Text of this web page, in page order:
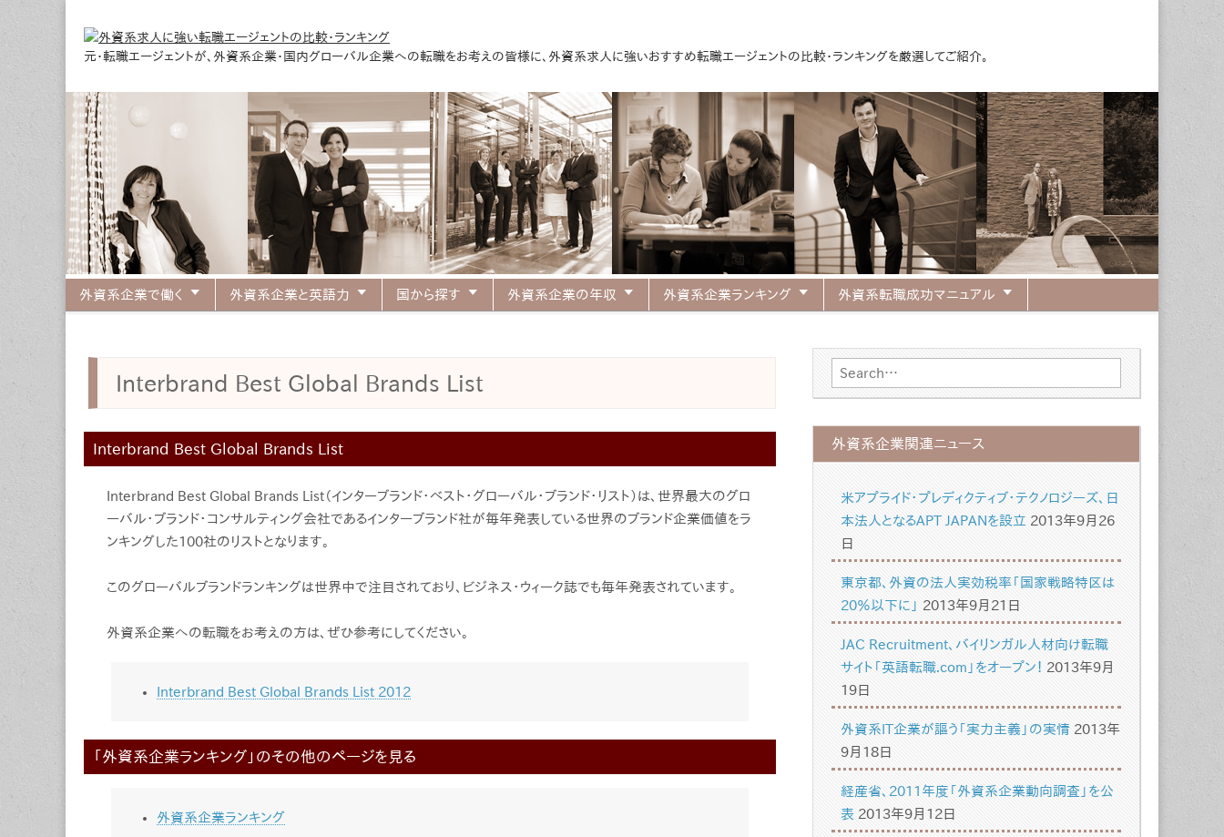
外資系求人に強い転職エージェントの比較・ランキング
元・転職エージェントが、外資系企業・国内グローバル企業への転職をお考えの皆様に、外資系求人に強いおすすめ転職エージェントの比較・ランキングを厳選してご紹介。
Main menu
外資系企業で働く 外資系企業と英語力 国から探す 外資系企業の年収 外資系企業ランキング 外資系転職成功マニュアル
Interbrand Best Global Brands List
Interbrand Best Global Brands List
Interbrand Best Global Brands List（インターブランド・ベスト・グローバル・ブランド・リスト）は、世界最大のグロ
ーバル・ブランド・コンサルティング会社であるインターブランド社が毎年発表している世界のブランド企業価値をラ
ンキングした100社のリストとなります。
このグローバルブランドランキングは世界中で注目されており、ビジネス・ウィーク誌でも毎年発表されています。
外資系企業への転職をお考えの方は、ぜひ参考にしてください。
Interbrand Best Global Brands List 2012
「外資系企業ランキング」のその他のページを見る
外資系企業ランキング
Search for:
外資系企業関連ニュース
米アプライド・プレディクティブ・テクノロジーズ、日
本法人となるAPT JAPANを設立 2013年9月26
日
東京都、外資の法人実効税率「国家戦略特区は
20％以下に」 2013年9月21日
JAC Recruitment、バイリンガル人材向け転職
サイト「英語転職.com」をオープン！ 2013年9月
19日
外資系IT企業が謳う「実力主義」の実情 2013年
9月18日
経産省、2011年度「外資系企業動向調査」を公
表 2013年9月12日